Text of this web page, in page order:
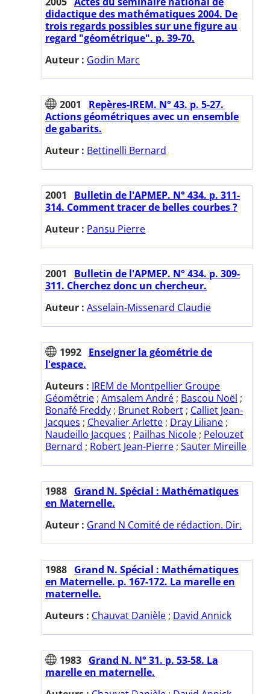
didactique des mathématiques 2004. De
trois regards possibles sur une figure au
regard "géométrique". p. 39-70.
Auteur : Godin Marc
2001
Repères-IREM. N° 43. p. 5-27.
Actions géométriques avec un ensemble
de gabarits.
Auteur : Bettinelli Bernard
2001
Bulletin de l'APMEP. N° 434. p. 311-
314. Comment tracer de belles courbes ?
Auteur : Pansu Pierre
2001
Bulletin de l'APMEP. N° 434. p. 309-
311. Cherchez donc un chercheur.
Auteur : Asselain-Missenard Claudie
1992 Enseigner la géométrie de
l'espace.
Auteurs : IREM de Montpellier Groupe
Géométrie ; Amsalem André ; Bascou Noël ;
Bonafé Freddy ; Brunet Robert ; Calliet Jean-
Jacques ; Chevalier Arlette ; Dray Liliane ;
Naudeillo Jacques ; Pailhas Nicole ; Pelouzet
Bernard ; Robert Jean-Pierre ; Sauter Mireille
1988 Grand N. Spécial : Mathématiques
en Maternelle.
Auteur : Grand N Comité de rédaction. Dir.
1988 Grand N. Spécial : Mathématiques
en Maternelle. p. 167-172. La marelle en
maternelle.
Auteurs : Chauvat Danièle ; David Annick
1983 Grand N. N° 31. p. 53-58. La
marelle en maternelle.